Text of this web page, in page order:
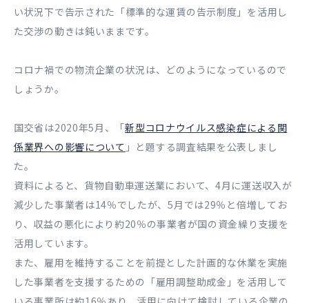
い状況下で告示された「標準的な運賃の告示制度」を活用し
た交渉の動きは鈍いままです。
コロナ禍での物流企業の状況は、どのようになっているので
しょうか。
国交省は2020年5月、「新型コロナウイルス感染症による関
係業界への影響について 」と題する調査結果を公表しまし
た。
資料によると、貨物自動車運送業において、4月に運送収入が
減少した事業者は14％でしたが、5月では29％と倍増してお
り、収益の悪化により約20％の事業者が国の資金繰り支援を
活用しています。
また、雇用を維持することを前提とした計画的な休業を実施
した事業者を支援するための「雇用調整助成金」を活用して